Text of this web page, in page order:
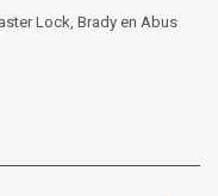
Lock, Brady en Abus